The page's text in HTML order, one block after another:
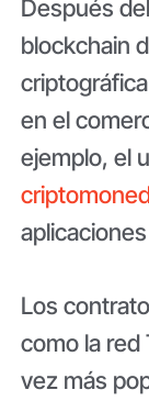
Después
blockchain
en el
ejemplo, el
Los
como la red
vez más